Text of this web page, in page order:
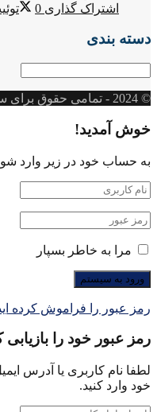
اشتراک گذاری 0
دسته بندی
© 2024 - تمامی حقوق برای
خوش آمدید!
به حساب خود در زیر وارد
مرا به خاطر بسپار
رمز عبور را فراموش کرده
رمز عبور خود را بازیابی
لطفا نام کاربری یا آدرس
خود وارد کنید.